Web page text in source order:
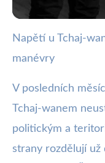
webya.cz
Čína
Tchaj-
29. 12. 2025 · 3 min
Napětí u Tchaj-
manévry
V posledních
Tchaj-wanem
politickým a
strany rozdělují